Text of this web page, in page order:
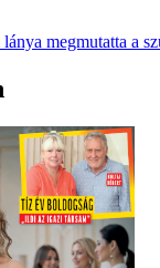
megmutatta a